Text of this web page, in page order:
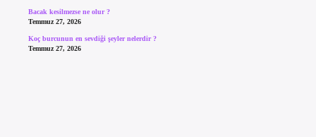
Bacak kesilmezse ne olur ?
Temmuz 27, 2026
Koç burcunun en sevdiği şeyler nelerdir ?
Temmuz 27, 2026